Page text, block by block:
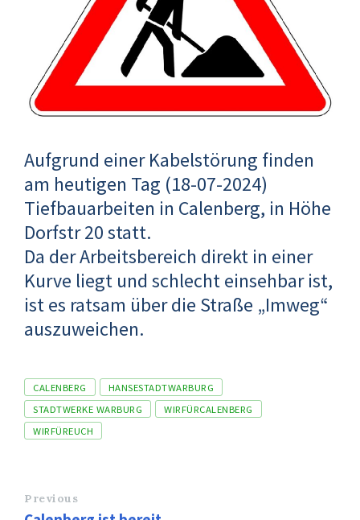
Aufgrund einer Kabelstörung finden
am heutigen Tag (18-07-2024)
Tiefbauarbeiten in Calenberg, in Höhe
Dorfstr 20 statt.
Da der Arbeitsbereich direkt in einer
Kurve liegt und schlecht einsehbar ist,
ist es ratsam über die Straße „Imweg“
auszuweichen.
Tags
CALENBERG
HANSESTADTWARBURG
STADTWERKE WARBURG
WIRFÜRCALENBERG
WIRFÜREUCH
Previous